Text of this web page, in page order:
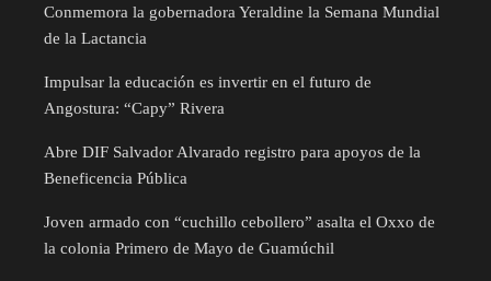
Conmemora la gobernadora Yeraldine la Semana Mundial
de la Lactancia
Impulsar la educación es invertir en el futuro de
Angostura: “Capy” Rivera
Abre DIF Salvador Alvarado registro para apoyos de la
Beneficencia Pública
Joven armado con “cuchillo cebollero” asalta el Oxxo de
la colonia Primero de Mayo de Guamúchil